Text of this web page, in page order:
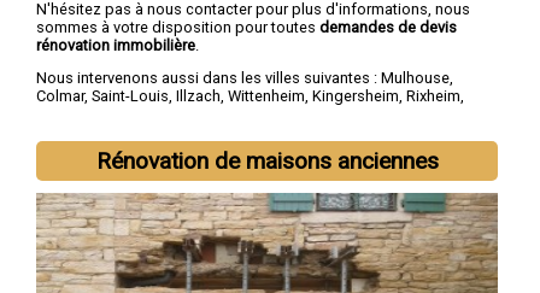
N'hésitez pas à nous contacter pour plus d'informations, nous
sommes à votre disposition pour toutes demandes de devis
rénovation immobilière
Nous intervenons aussi dans les villes suivantes : Mulhouse,
Colmar, Saint-Louis, Illzach, Wittenheim, Kingersheim, Rixheim,
Rénovation de maisons anciennes